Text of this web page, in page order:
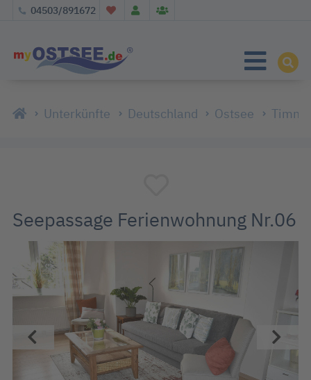
04503/891672
Unterkünfte Deutschland Ostsee
Seepassage Ferienwohnung Nr.06